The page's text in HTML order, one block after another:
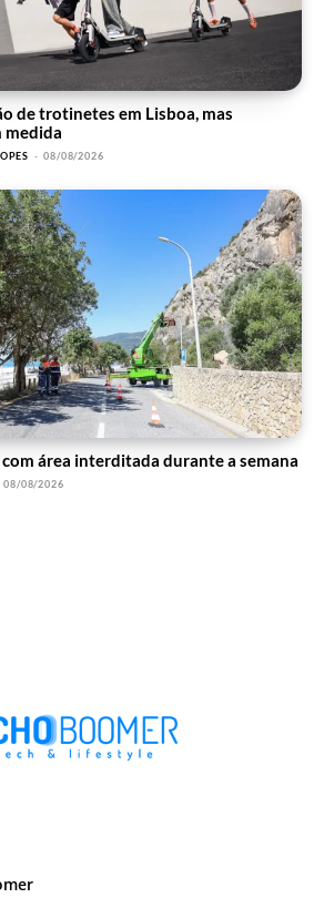
de trotinetes em Lisboa, mas
medida
- 08/08/2026
área interditada durante a semana
08/08/2026